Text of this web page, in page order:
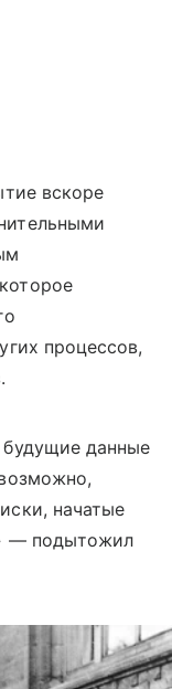
вскоре
процессов,
данные
начатые
— подытожил